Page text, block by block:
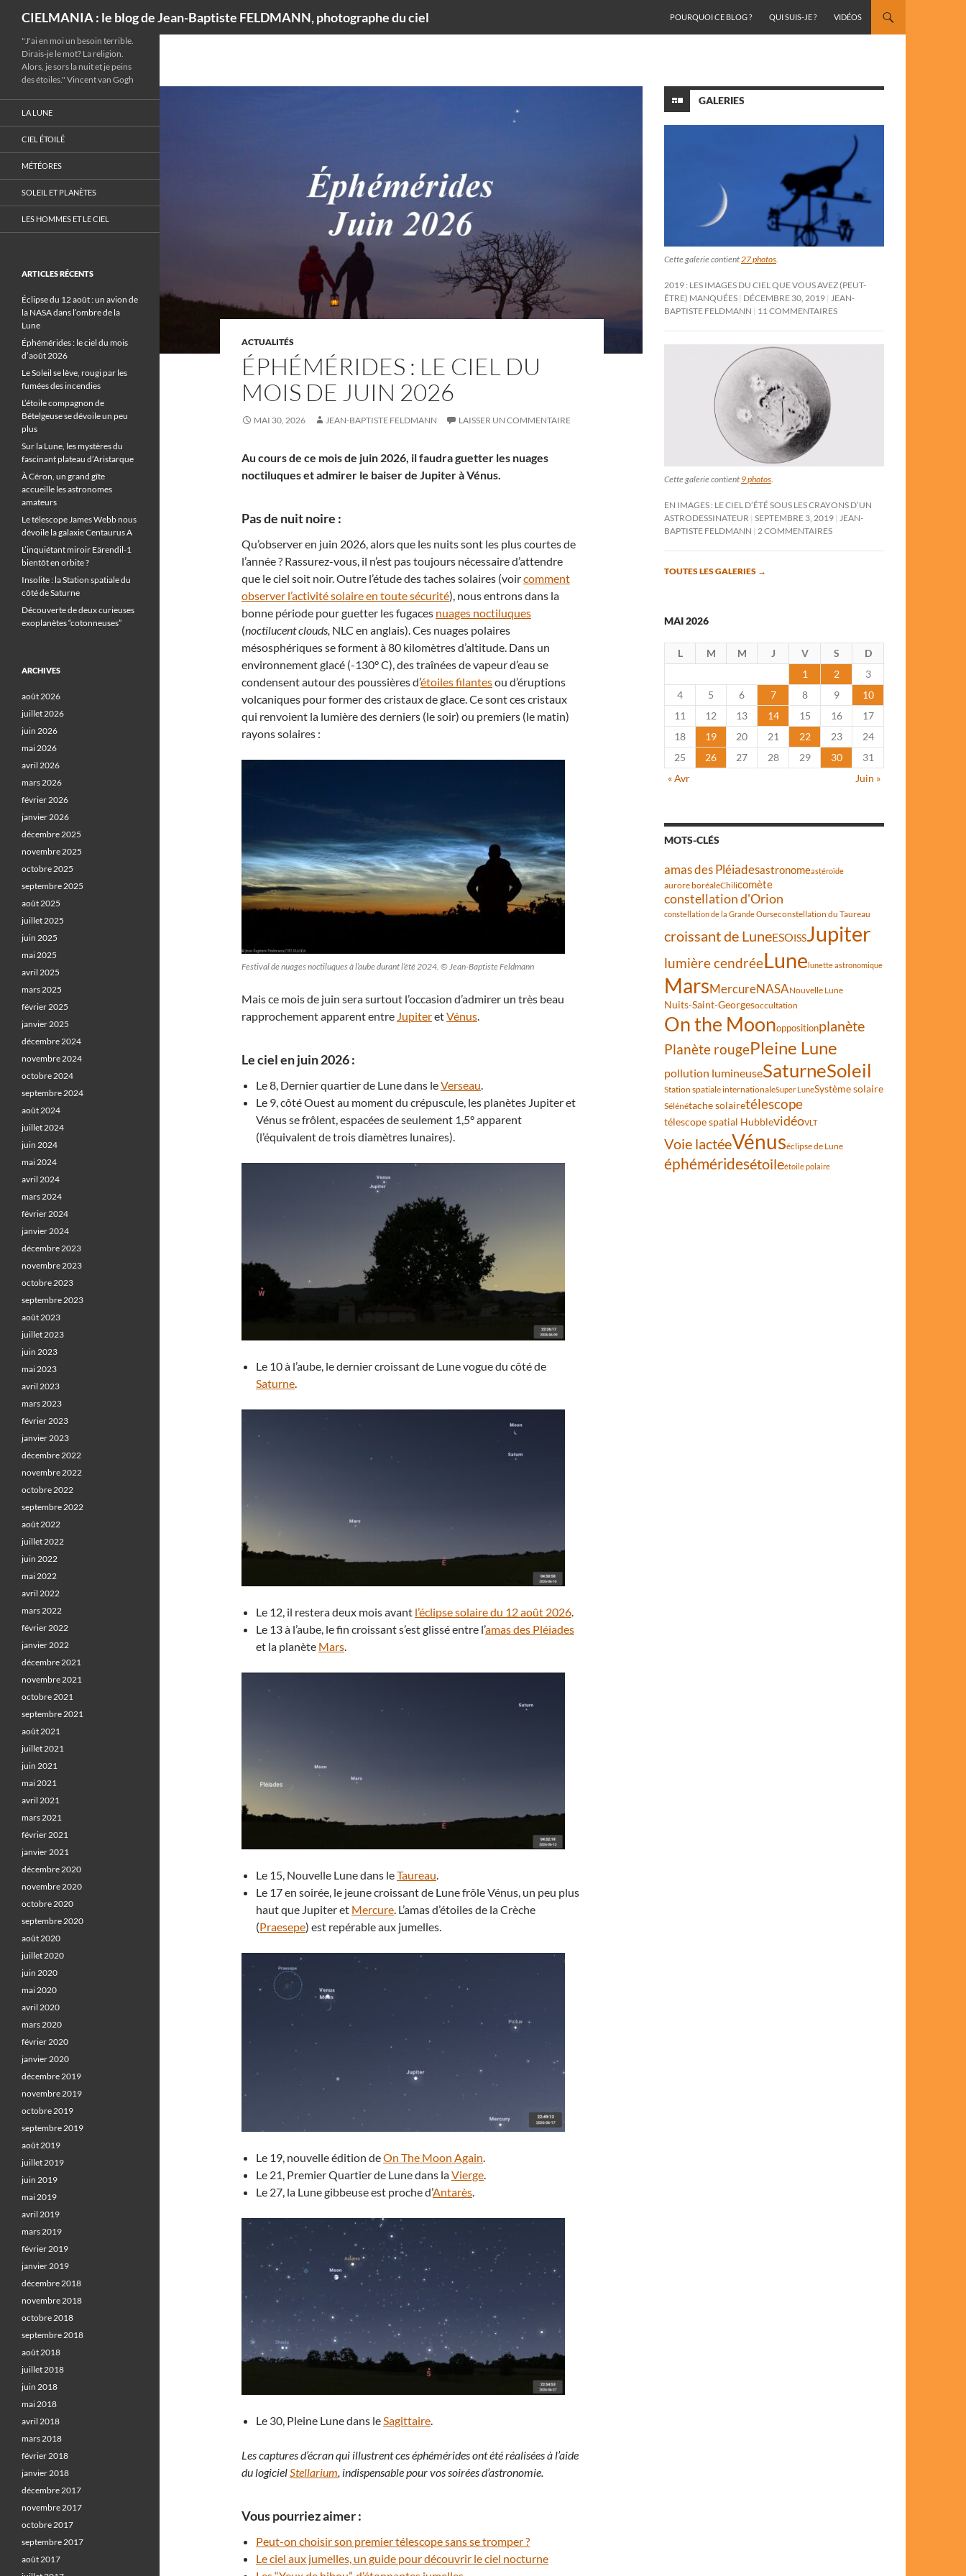
CIELMANIA : le blog de Jean-Baptiste FELDMANN, photographe du ciel
POURQUOI CE BLOG ?
QUI SUIS-JE ? VIDÉOS
ACTUALITÉS
ÉPHÉMÉRIDES : LE CIEL DU
MOIS DE JUIN 2026
MAI 30, 2026 JEAN-BAPTISTE FELDMANN LAISSER UN COMMENTAIRE
Au cours de ce mois de juin 2026, il faudra guetter les nuages
noctiluques et admirer le baiser de Jupiter à Vénus.
Pas de nuit noire :
Qu’observer en juin 2026, alors que les nuits sont les plus courtes de
l’année ? Rassurez-vous, il n’est pas toujours nécessaire d’attendre
que le ciel soit noir. Outre l’étude des taches solaires (voircomment
observer l’activité solaire en toute sécurité), nous entrons dans la
bonne période pour guetter les fugaces nuages noctiluques
(noctilucent clouds, NLC en anglais). Ces nuages polaires
mésosphériques se forment à 80 kilomètres d’altitude. Dans un
environnement glacé (-130° C), des traînées de vapeur d’eau se
condensent autour des poussières d’étoiles filantesou d’éruptions
volcaniques pour former des cristaux de glace. Ce sont ces cristaux
qui renvoient la lumière des derniers (le soir) ou premiers (le matin)
rayons solaires :
Festival de nuages noctiluques à l’aube durant l’été 2024. © Jean-Baptiste Feldmann
Mais ce mois de juin sera surtout l’occasion d’admirer un très beau
rapprochement apparent entre JupiteretVénus.
Le ciel en juin 2026 :
Le 8, Dernier quartier de Lune dans leVerseau.
Le 9, côté Ouest au moment du crépuscule, les planètes Jupiter et
Vénus se frôlent, espacées de seulement 1,5° apparent
(l’équivalent de trois diamètres lunaires).
Le 10 à l’aube, le dernier croissant de Lune vogue du côté de
Saturne.
Le 12, il restera deux mois avant l’éclipse solaire du 12 août 2026.
Le 13 à l’aube, le fin croissant s’est glissé entre l’amas des Pléiades
et la planète Mars.
Le 15, Nouvelle Lune dans leTaureau.
Le 17 en soirée, le jeune croissant de Lune frôle Vénus, un peu plus
haut que Jupiter et Mercure. L’amas d’étoiles de la Crèche
(Praesepe) est repérable aux jumelles.
Le 19, nouvelle édition deOn The Moon Again.
Le 21, Premier Quartier de Lune dans laVierge.
Le 27, la Lune gibbeuse est proche d’Antarès.
Le 30, Pleine Lune dans leSagittaire.
Les captures d’écran qui illustrent ces éphémérides ont été réalisées à l’aide
du logicielStellarium, indispensable pour vos soirées d’astronomie.
Vous pourriez aimer :
Peut-on choisir son premier télescope sans se tromper ?
Le ciel aux jumelles, un guide pour découvrir le ciel nocturne
GALERIES
Cette galerie contient27 photos.
2019 : LES IMAGES DU CIEL QUE VOUS AVEZ (PEUT-
ÊTRE) MANQUÉES DÉCEMBRE 30, 2019 JEAN-
BAPTISTE FELDMANN
11 COMMENTAIRES
Cette galerie contient 9 photos
EN IMAGES : LE CIEL D’ÉTÉ SOUS LES CRAYONS D’UN
ASTRODESSINATEUR SEPTEMBRE 3, 2019
JEAN-
BAPTISTE FELDMANN
2 COMMENTAIRES
TOUTES LES GALERIES →
MAI 2026
L M M J V S
D
1
2
3
4
5 6 7 8 9
10
11
12 13 14 15 16
17
18
19 20 21 22 23
24
25
26 27 28 29 30
31
« Avr
Juin »
MOTS-CLÉS
amas des Pléiadesastronomeastéroïde
aurore boréaleChilicomète
constellation d'Orion
constellation de la Grande Ourseconstellation du Taureau
croissant de LuneESOISSJupiter
lumière cendréeLunelunette astronomique
MarsMercureNASANouvelle Lune
Nuits-Saint-Georgesoccultation
On the Moonoppositionplanète
Planète rougePleine Lune
pollution lumineuseSaturneSoleil
Station spatiale internationaleSuper LuneSystème solaire
Sélénétache solairetélescope
télescope spatial HubblevidéoVLT
Voie lactéeVénuséclipse de Lune
éphéméridesétoileétoile polaire
"J'ai en moi un besoin terrible.
Dirais-je le mot? La religion.
Alors, je sors la nuit et je peins
des étoiles." Vincent van Gogh
LA LUNE
CIEL ÉTOILÉ
MÉTÉORES
SOLEIL ET PLANÈTES
LES HOMMES ET LE CIEL
ARTICLES RÉCENTS
Éclipse du 12 août : un avion de
la NASA dans l’ombre de la
Lune
Éphémérides : le ciel du mois
d’août 2026
Le Soleil se lève, rougi par les
fumées des incendies
L’étoile compagnon de
Bételgeuse se dévoile un peu
plus
Sur la Lune, les mystères du
fascinant plateau d’Aristarque
À Céron, un grand gîte
accueille les astronomes
amateurs
Le télescope James Webb nous
dévoile la galaxie Centaurus A
L’inquiétant miroir Eärendil-1
bientôt en orbite ?
Insolite : la Station spatiale du
côté de Saturne
Découverte de deux curieuses
exoplanètes “cotonneuses”
ARCHIVES
août 2026
juillet 2026
juin 2026
mai 2026
avril 2026
mars 2026
février 2026
janvier 2026
décembre 2025
novembre 2025
octobre 2025
septembre 2025
août 2025
juillet 2025
juin 2025
mai 2025
avril 2025
mars 2025
février 2025
janvier 2025
décembre 2024
novembre 2024
octobre 2024
septembre 2024
août 2024
juillet 2024
juin 2024
mai 2024
avril 2024
mars 2024
février 2024
janvier 2024
décembre 2023
novembre 2023
octobre 2023
septembre 2023
août 2023
juillet 2023
juin 2023
mai 2023
avril 2023
mars 2023
février 2023
janvier 2023
décembre 2022
novembre 2022
octobre 2022
septembre 2022
août 2022
juillet 2022
juin 2022
mai 2022
avril 2022
mars 2022
février 2022
janvier 2022
décembre 2021
novembre 2021
octobre 2021
septembre 2021
août 2021
juillet 2021
juin 2021
mai 2021
avril 2021
mars 2021
février 2021
janvier 2021
décembre 2020
novembre 2020
octobre 2020
septembre 2020
août 2020
juillet 2020
juin 2020
mai 2020
avril 2020
mars 2020
février 2020
janvier 2020
décembre 2019
novembre 2019
octobre 2019
septembre 2019
août 2019
juillet 2019
juin 2019
mai 2019
avril 2019
mars 2019
février 2019
janvier 2019
décembre 2018
novembre 2018
octobre 2018
septembre 2018
août 2018
juillet 2018
juin 2018
mai 2018
avril 2018
mars 2018
février 2018
janvier 2018
décembre 2017
novembre 2017
octobre 2017
septembre 2017
août 2017